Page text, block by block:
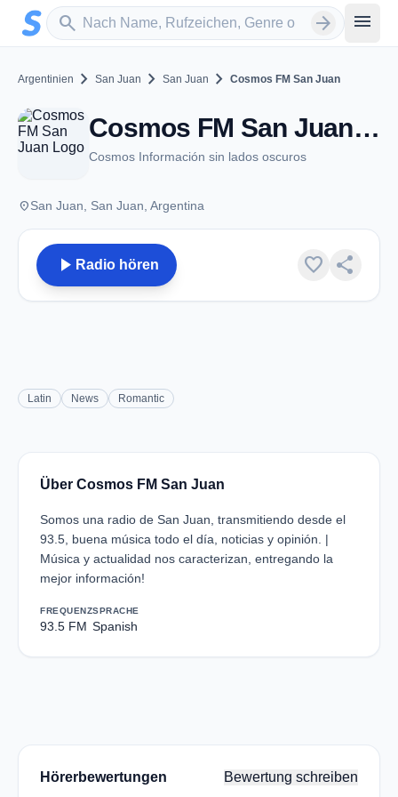
Zum Hauptinhalt springen
search
Sender suchen arrow_forward menu
Argentinien chevron_right San Juan chevron_right San Juan chevron_right Cosmos FM San Juan
Cosmos FM San Juan - FM 93.5 - San Juan
Cosmos Información sin lados oscuros
placeSan Juan, San Juan, Argentina
play_arrow Radio hören favorite share
Latin News Romantic
Über Cosmos FM San Juan
Somos una radio de San Juan, transmitiendo desde el
93.5, buena música todo el día, noticias y opinión. |
Música y actualidad nos caracterizan, entregando la
mejor información!
FREQUENZ
93.5 FM
SPRACHE
Spanish
Hörerbewertungen Bewertung schreiben